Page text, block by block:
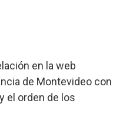
en la web
de Montevideo con
el orden de los